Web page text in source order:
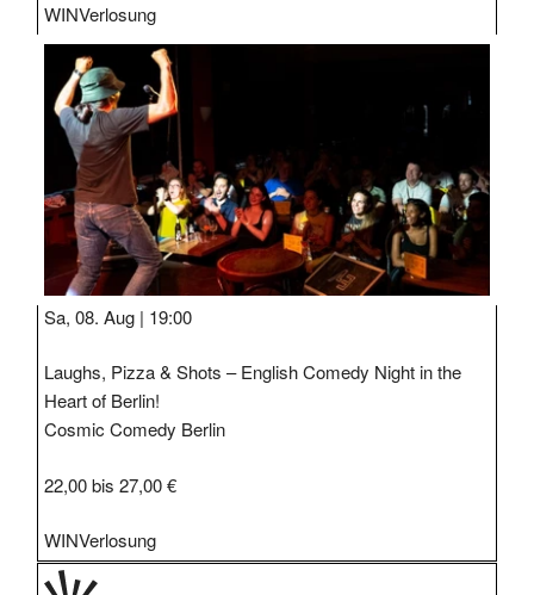
WINVerlosung
Sa, 08. Aug | 19:00
Laughs, Pizza & Shots – English Comedy Night in the
Heart of Berlin!
Cosmic Comedy Berlin
22,00 bis 27,00 €
WINVerlosung